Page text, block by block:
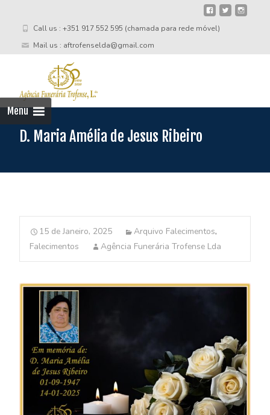
Call us : +351 917 552 595 (chamada para rede móvel)
Mail us : aftrofenselda@gmail.com
Menu
D. Maria Amélia de Jesus Ribeiro
15 de Janeiro, 2025 Arquivo Falecimentos,
Falecimentos
Agência Funerária Trofense Lda